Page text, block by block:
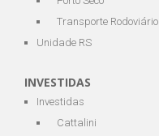
Transporte Rodoviário
Unidade RS
INVESTIDAS
Investidas
Cattalini